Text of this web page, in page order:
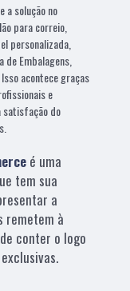
a solução no
para correio,
personalizada,
Embalagens,
acontece graças
e
satisfação do
é uma
tem sua
a
remetem à
conter o logo